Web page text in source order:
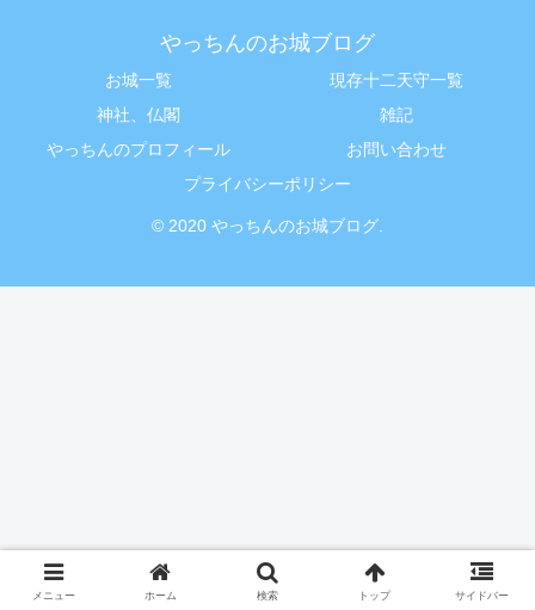
やっちんのお城ブログ
お城一覧
現存十二天守一覧
神社、仏閣
雑記
やっちんのプロフィール
お問い合わせ
プライバシーポリシー
© 2020 やっちんのお城ブログ.
メニュー ホーム 検索 トップ サイドバー